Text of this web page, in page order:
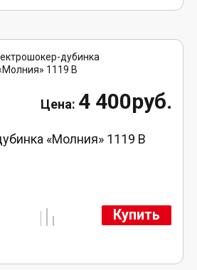
4 400руб.
«Молния» 1119 В
Купить